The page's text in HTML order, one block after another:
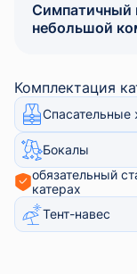
Симпатичный
небольшой
Комплектация
Спасательные
Бокалы
обязательный
катерах
Тент-навес